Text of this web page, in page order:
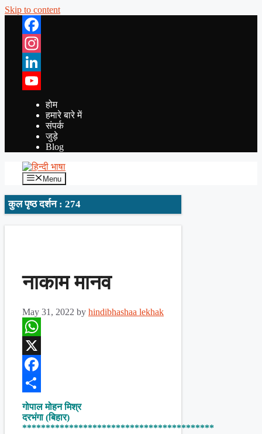
Skip to content
Facebook
Instagram
LinkedIn
YouTube
होम
हमारे बारे में
संपर्क
जुड़े
Blog
Menu
कुल पृष्ठ दर्शन : 274
नाकाम मानव
May 31, 2022 by hindibhashaa lekhak
WhatsApp
X
Facebook
Share
गोपाल मोहन मिश्र
दरभंगा (बिहार)
*****************************************